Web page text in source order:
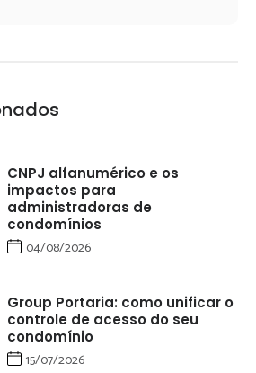
CNPJ alfanumérico e os
impactos para
administradoras de
condomínios
04/08/2026
Group Portaria: como unificar o
controle de acesso do seu
condomínio
15/07/2026